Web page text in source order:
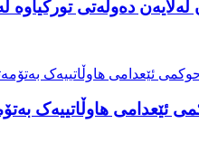
دەوڵەتی تورکیاوە
ئێعدامی هاوڵاتییەک